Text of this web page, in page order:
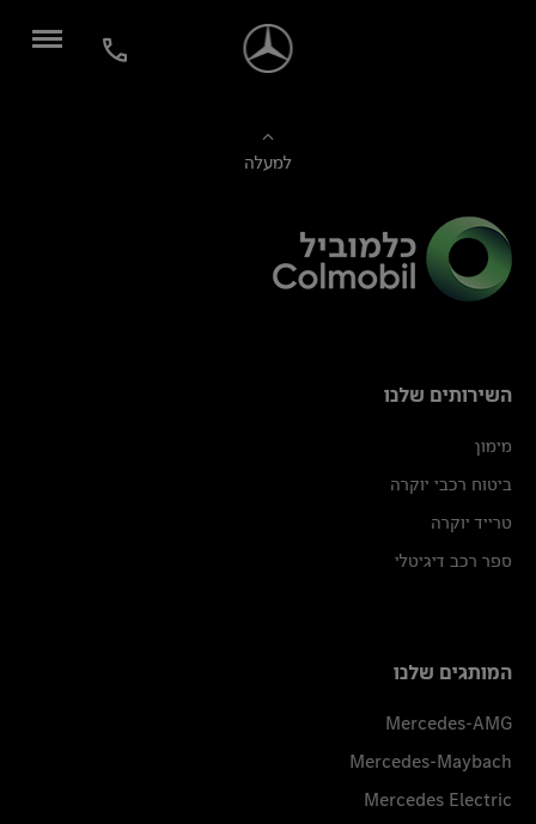
למעלה
השירותים שלנו
מימון
ביטוח רכבי יוקרה
טרייד יוקרה
ספר רכב דיגיטלי
המותגים שלנו
Mercedes-AMG
Mercedes-Maybach
Mercedes Electric